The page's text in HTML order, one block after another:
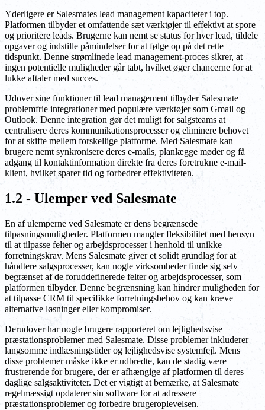
Yderligere er Salesmates lead management kapaciteter i top.
Platformen tilbyder et omfattende sæt værktøjer til effektivt at spore
og prioritere leads. Brugerne kan nemt se status for hver lead, tildele
opgaver og indstille påmindelser for at følge op på det rette
tidspunkt. Denne strømlinede lead management-proces sikrer, at
ingen potentielle muligheder går tabt, hvilket øger chancerne for at
lukke aftaler med succes.
Udover sine funktioner til lead management tilbyder Salesmate
problemfrie integrationer med populære værktøjer som Gmail og
Outlook. Denne integration gør det muligt for salgsteams at
centralisere deres kommunikationsprocesser og eliminere behovet
for at skifte mellem forskellige platforme. Med Salesmate kan
brugere nemt synkronisere deres e-mails, planlægge møder og få
adgang til kontaktinformation direkte fra deres foretrukne e-mail-
klient, hvilket sparer tid og forbedrer effektiviteten.
1.2 - Ulemper ved Salesmate
En af ulemperne ved Salesmate er dens begrænsede
tilpasningsmuligheder. Platformen mangler fleksibilitet med hensyn
til at tilpasse felter og arbejdsprocesser i henhold til unikke
forretningskrav. Mens Salesmate giver et solidt grundlag for at
håndtere salgsprocesser, kan nogle virksomheder finde sig selv
begrænset af de foruddefinerede felter og arbejdsprocesser, som
platformen tilbyder. Denne begrænsning kan hindrer muligheden for
at tilpasse CRM til specifikke forretningsbehov og kan kræve
alternative løsninger eller kompromiser.
Derudover har nogle brugere rapporteret om lejlighedsvise
præstationsproblemer med Salesmate. Disse problemer inkluderer
langsomme indlæsningstider og lejlighedsvise systemfejl. Mens
disse problemer måske ikke er udbredte, kan de stadig være
frustrerende for brugere, der er afhængige af platformen til deres
daglige salgsaktiviteter. Det er vigtigt at bemærke, at Salesmate
regelmæssigt opdaterer sin software for at adressere
præstationsproblemer og forbedre brugeroplevelsen.